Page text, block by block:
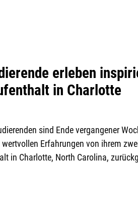
erleben
in Charlotte
sind Ende vergangener
Erfahrungen von ihrem
in Charlotte, North Carolina,